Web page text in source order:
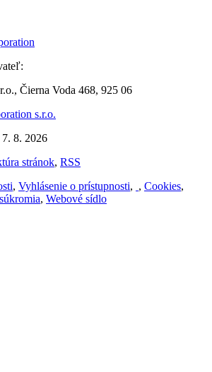
Čierna Voda 468, 925 06
s.r.o.
7. 8. 2026
stránok, RSS
, Vyhlásenie o prístupnosti, , Cookies,
, Webové sídlo